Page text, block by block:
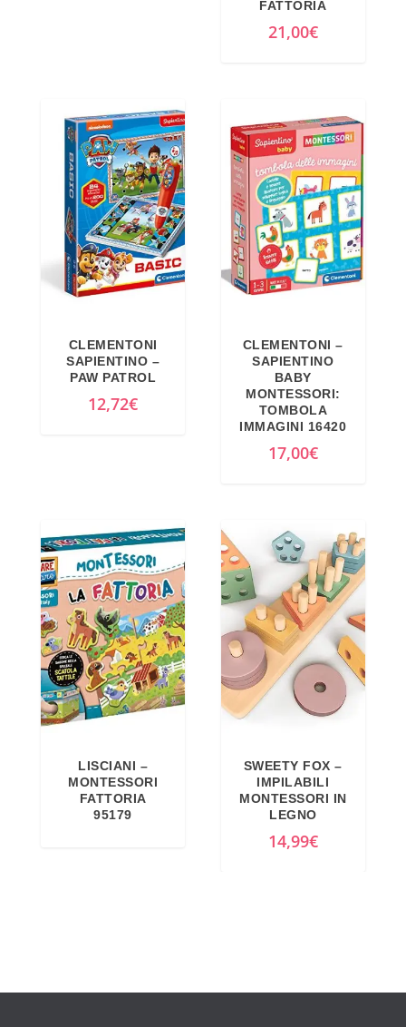
FATTORIA
21,00€
CLEMENTONI
SAPIENTINO –
PAW PATROL
12,72€
CLEMENTONI –
SAPIENTINO
BABY
MONTESSORI:
TOMBOLA
IMMAGINI 16420
17,00€
LISCIANI –
MONTESSORI
FATTORIA
95179
SWEETY FOX –
IMPILABILI
MONTESSORI IN
LEGNO
14,99€